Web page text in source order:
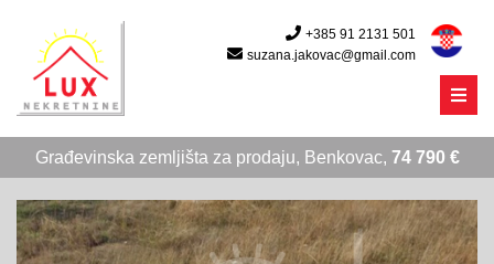
+385 91 2131 501
suzana.jakovac@gmail.com
Menu
Građevinska zemljišta za prodaju, Benkovac, 74 790 €